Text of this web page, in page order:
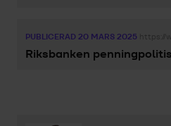
PUBLICERAD 20 MARS 2025 https://
Riksbanken